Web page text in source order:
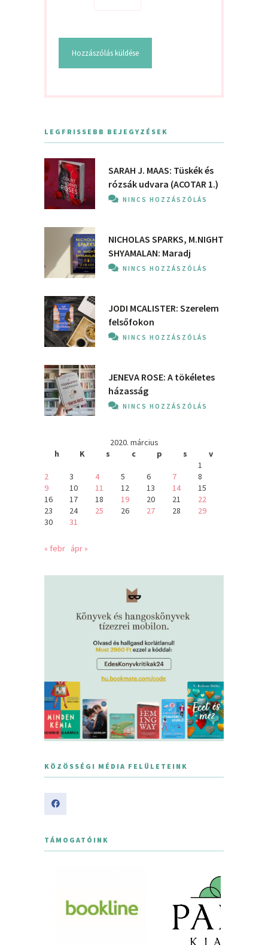
LEGFRISSEBB BEJEGYZÉSEK
SARAH J. MAAS: Tüskék és
rózsák udvara (ACOTAR 1.)
NINCS HOZZÁSZÓLÁS
NICHOLAS SPARKS, M.NIGHT
SHYAMALAN: Maradj
NINCS HOZZÁSZÓLÁS
JODI MCALISTER: Szerelem
felsőfokon
NINCS HOZZÁSZÓLÁS
JENEVA ROSE: A ​tökéletes
házasság
NINCS HOZZÁSZÓLÁS
2020. március
h
K s c p s
v
1
2
3 4 5 6 7
8
9
10 11 12 13 14
15
16
17 18 19 20 21
22
23
24 25 26 27 28
29
30
31
« febr ápr »
KÖZÖSSÉGI MÉDIA FELÜLETEINK
TÁMOGATÓINK